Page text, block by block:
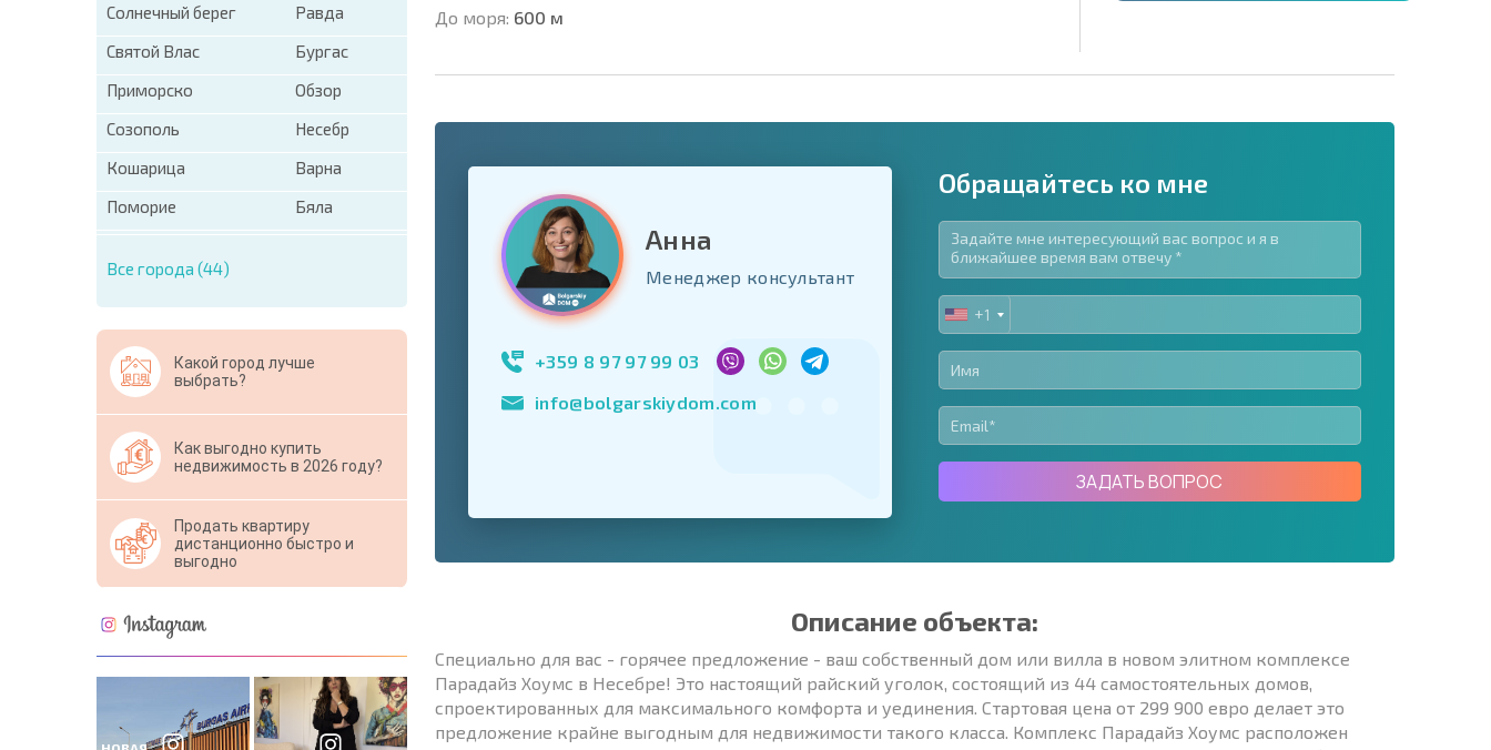
Солнечный берег
Равда
Святой Влас
Бургас
Приморско
Обзор
Созополь
Несебр
Кошарица
Варна
Поморие
Бяла
Все города (44)
Какой город лучше
выбрать?
Как выгодно купить
недвижимость в 2026 году?
Продать квартиру
дистанционно быстро и
выгодно
До моря: 600 м
United
+1
* Поля обязательные для заполнения
Свернуть форму
Подписаться на рассылку | Нажимая кнопку, вы разрешаете
использование своих данных.
Отправить сообщение
Анна
Менеджер консультант
+359 8 97 97 99 03
info@bolgarskiydom.com
Обращайтесь ко мне
UNITED
STATES
+1
+1
ЗАДАТЬ ВОПРОС
Описание объекта:
Специально для вас - горячее предложение - ваш собственный дом или вилла в новом элитном комплексе
Парадайз Хоумс в Несебре! Это настоящий райский уголок, состоящий из 44 самостоятельных домов,
спроектированных для максимального комфорта и уединения. Стартовая цена от 299 900 евро делает это
предложение крайне выгодным для недвижимости такого класса. Комплекс Парадайз Хоумс расположен